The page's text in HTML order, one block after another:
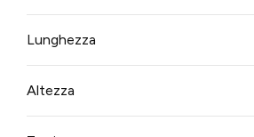
Lunghezza
Altezza